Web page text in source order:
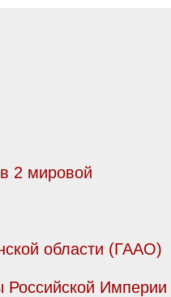
2 мировой
области (ГААО)
Российской